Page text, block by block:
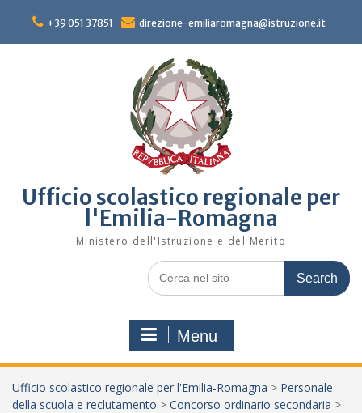
content
+39 051 37851 direzione-emiliaromagna@istruzione.it
Ufficio scolastico regionale per
l'Emilia-Romagna
Ministero dell'Istruzione e del Merito
Search
for:
Menu
Ufficio scolastico regionale per l'Emilia-Romagna > Personale
della scuola e reclutamento > Concorso ordinario secondaria >